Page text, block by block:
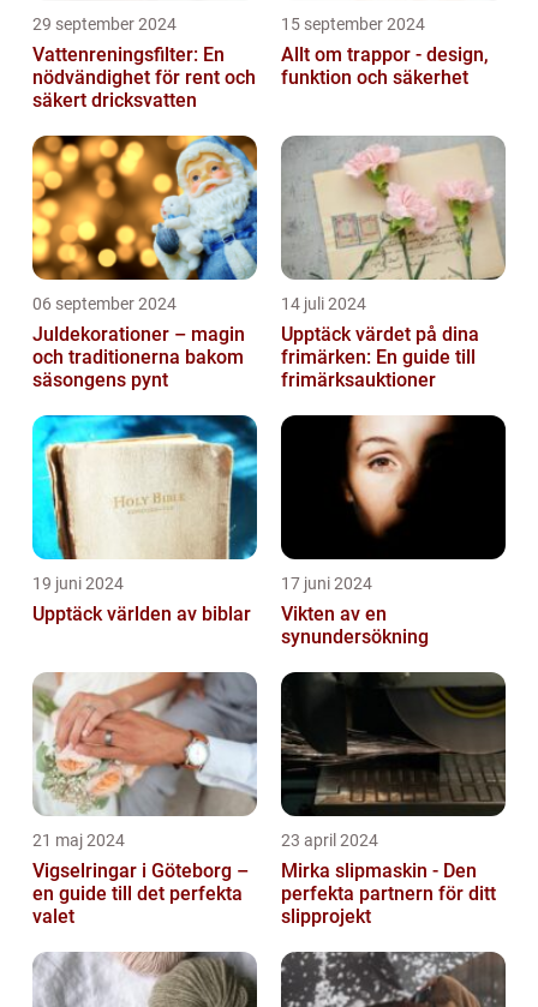
29 september 2024
Vattenreningsfilter: En
nödvändighet för rent och
säkert dricksvatten
15 september 2024
Allt om trappor - design,
funktion och säkerhet
06 september 2024
Juldekorationer – magin
och traditionerna bakom
säsongens pynt
14 juli 2024
Upptäck värdet på dina
frimärken: En guide till
frimärksauktioner
19 juni 2024
Upptäck världen av biblar
17 juni 2024
Vikten av en
synundersökning
21 maj 2024
Vigselringar i Göteborg –
en guide till det perfekta
valet
23 april 2024
Mirka slipmaskin - Den
perfekta partnern för ditt
slipprojekt